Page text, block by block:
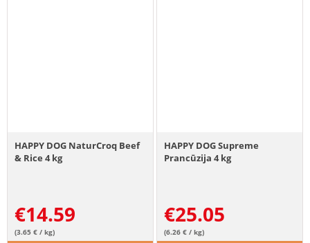
HAPPY DOG NaturCroq Beef
& Rice 4 kg
€14.59
(3.65 € / kg)
HAPPY DOG Supreme
Prancūzija 4 kg
€25.05
(6.26 € / kg)